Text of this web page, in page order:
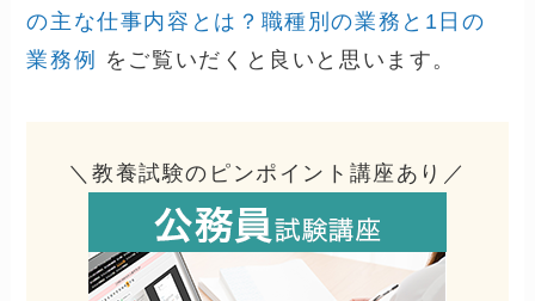
の主な仕事内容とは？職種別の業務と1日の
業務例
をご覧いだくと良いと思います。
＼教養試験のピンポイント講座あり／